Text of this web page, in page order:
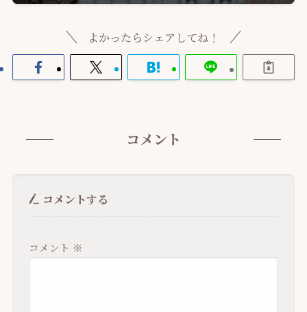
よかったらシェアしてね！
コメント
コメントする
コメント ※